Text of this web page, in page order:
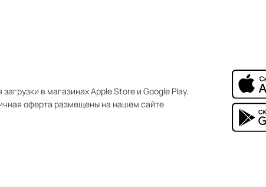
в магазинах Apple Store и Google Play.
оферта размещены на нашем сайте